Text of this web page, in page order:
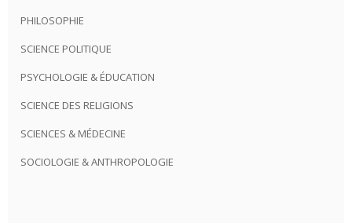
PHILOSOPHIE
SCIENCE POLITIQUE
PSYCHOLOGIE & ÉDUCATION
SCIENCE DES RELIGIONS
SCIENCES & MÉDECINE
SOCIOLOGIE & ANTHROPOLOGIE